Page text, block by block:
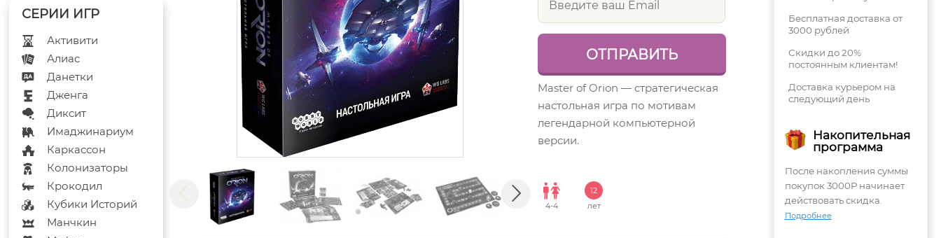
Активити
Алиас
Данетки
Дженга
Диксит
Имаджинариум
Каркассон
Колонизаторы
Крокодил
Кубики Историй
Манчкин
Бесплатная доставка от
3000 рублей
Скидки до 20%
постоянным клиентам!
Доставка курьером на
следующий день
Накопительная
программа
После накопления суммы
покупок 3000Р начинает
действовать скидка.
Подробнее
Master of Orion — стратегическая
настольная игра по мотивам
легендарной компьютерной
версии.
4-4
12
лет